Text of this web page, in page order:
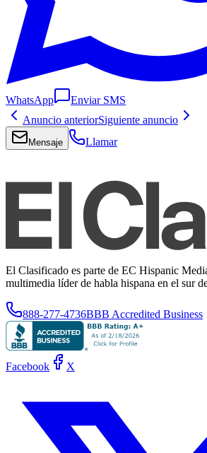
WhatsApp
Enviar SMS
Anuncio anteriorSiguiente anuncio
Mensaje Llamar
El Clasificado es parte de EC Hispanic
multimedia líder de habla hispana en el sur
888-277-4736BBB Accredited Business
Facebook X